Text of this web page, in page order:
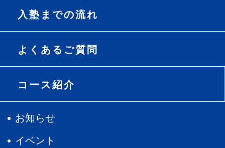
入塾までの流れ
よくあるご質問
コース紹介
お知らせ
イベント